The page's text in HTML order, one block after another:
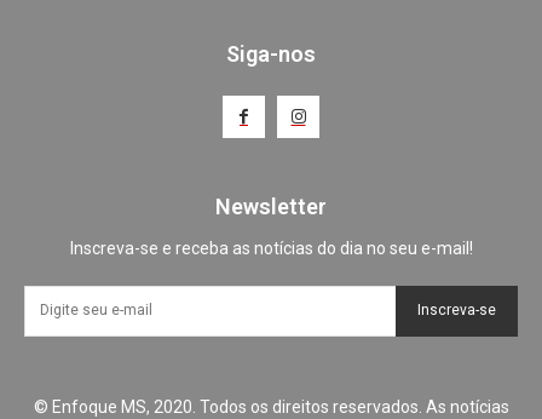
Siga-nos
Newsletter
Inscreva-se e receba as notícias do dia no seu e-mail!
Inscreva-se
© Enfoque MS, 2020. Todos os direitos reservados. As notícias